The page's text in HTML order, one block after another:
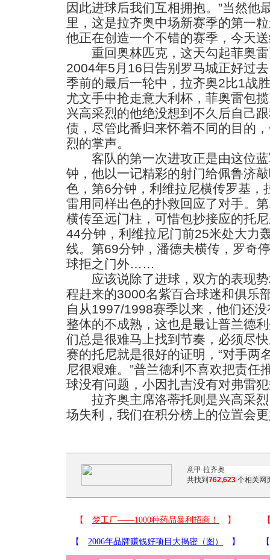
因此进球后我们互相拥抱。”当然他
里，这是拉齐奥中场新赛季的第一
他正在创造一个不错的赛季，今天
重回奥林匹克，这天勾起菲奥雷
2004年5月16日告别罗马城正好过
季前的最后一轮中，拉齐奥2比1战
尤文手中抢走意大利杯，菲奥雷包
兴高采烈的他绝没想到不久后自己
债，尽管此番归来怀着不同的目的
烈的掌声。
客队的第一次进攻正是由这位蓝
钟，他以一记精彩的射门给佩鲁济
色，第6分钟，利维拉尼横传罗基，
雷用同样出色的扑救回应了对手。
横传至远门柱，可惜包抄接应的托
44分钟，利维拉尼门前25米处大力
线。第69分钟，潘德夫横传，罗奇
球拒之门外……
应该说除了进球，双方的表现势
程赶来的3000名紫百合球迷和俱乐
自从1997/1998赛季以来，他们还
整体的不成熟，这也是最让普兰德
们总是很难马上找到节奏，必须尽
赛的托尼就是很好的证明，“对手两
尼很艰难。”普兰德利不喜欢把责任
球没有问题，小因扎吉没有对弗雷
拉齐奥主席洛蒂托则是兴高采烈
场失利，我们在积分榜上的位置会
共找到 762,623 个相关网